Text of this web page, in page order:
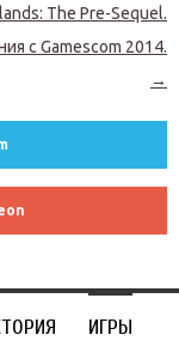
The Pre-Sequel.
с Gamescom 2014.
→
ИГРЫ